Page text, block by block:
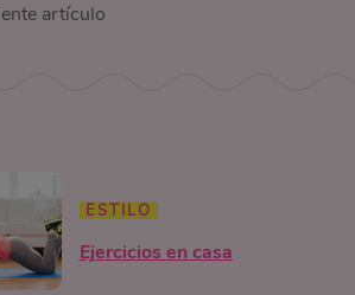
artículo
ESTILO
Ejercicios en casa